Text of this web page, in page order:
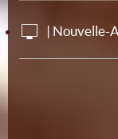
| Nouvelle-